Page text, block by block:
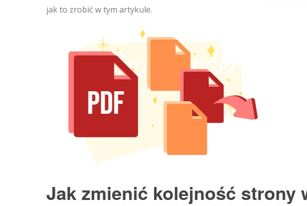
jak to zrobić w tym artykule.
Jak zmienić kolejność strony